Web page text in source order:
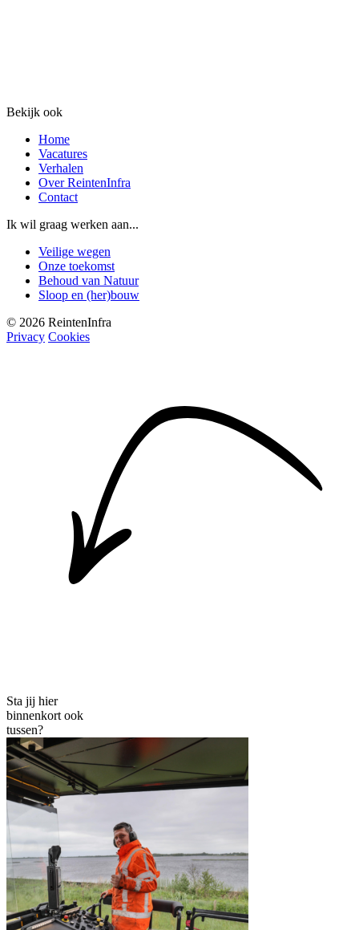
Bekijk ook
Home
Vacatures
Verhalen
Over ReintenInfra
Contact
Ik wil graag werken aan...
Veilige wegen
Onze toekomst
Behoud van Natuur
Sloop en (her)bouw
© 2026 ReintenInfra
Privacy Cookies
Sta jij hier
binnenkort ook
tussen?